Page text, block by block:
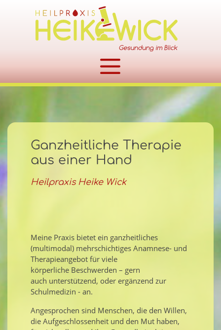
Ganzheitliche Therapie
aus einer Hand
Heilpraxis Heike Wick
Meine Praxis bietet ein ganzheitliches
(multimodal) mehrschichtiges Anamnese- und
Therapieangebot für viele
körperliche Beschwerden – gern
auch unterstützend, oder ergänzend zur
Schulmedizin - an.
Angesprochen sind Menschen, die den Willen,
die Aufgeschlossenheit und den Mut haben,